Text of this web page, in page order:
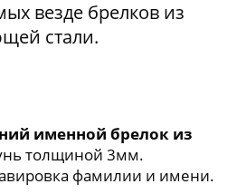
везде брелков из
стали.
именной брелок из
толщиной 3мм.
фамилии и имени.